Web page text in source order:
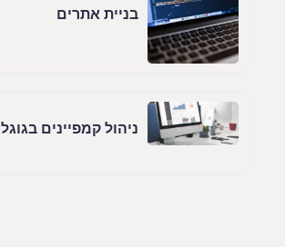
בניית אתרים
ניהול קמפיינים בגוגל